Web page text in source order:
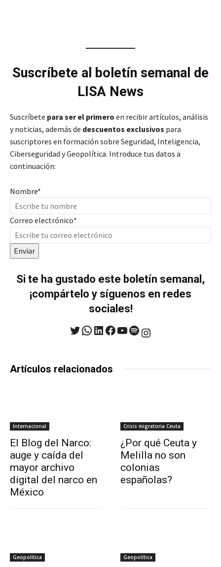
Suscríbete al boletín semanal de
LISA News
Suscríbete para ser el primero en recibir artículos, análisis
y noticias, además de descuentos exclusivos para
suscriptores en formación sobre Seguridad, Inteligencia,
Ciberseguridad y Geopolítica. Introduce tus datos a
continuación:
Nombre*
Correo electrónico*
Enviar
Si te ha gustado este boletín semanal,
¡compártelo y síguenos en redes
sociales!
Twitter WhatsApp LinkedIn Facebook YouTube Spotify Instagram
Artículos relacionados
Internacional
El Blog del Narco:
auge y caída del
mayor archivo
digital del narco en
México
Crisis migratoria Ceuta
¿Por qué Ceuta y
Melilla no son
colonias
españolas?
Geopolítica Geopolítica